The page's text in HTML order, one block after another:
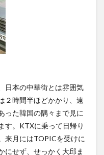
日本の中華街とは雰囲気
２時間半ほどかかり、遠
った韓国の隅々まで見に
す。KTXに乗って日帰り
来月にはTOPICを受けに
にせず、せっかく大邱ま
祭
華東師範大学留学
韓国現代史
韓国語